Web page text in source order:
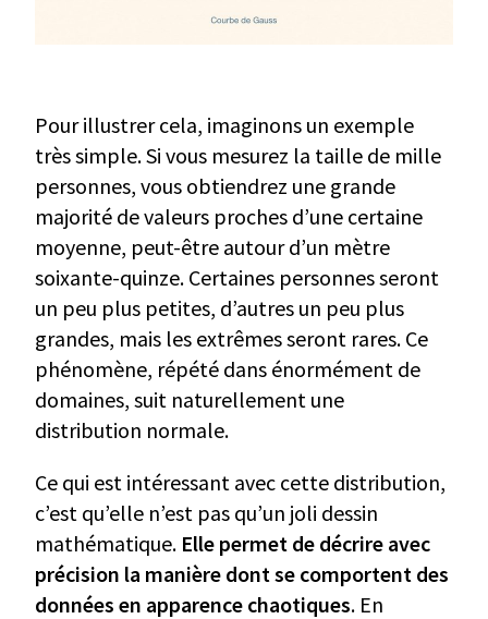
Pour illustrer cela, imaginons un exemple
très simple. Si vous mesurez la taille de mille
personnes, vous obtiendrez une grande
majorité de valeurs proches d’une certaine
moyenne, peut-être autour d’un mètre
soixante-quinze. Certaines personnes seront
un peu plus petites, d’autres un peu plus
grandes, mais les extrêmes seront rares. Ce
phénomène, répété dans énormément de
domaines, suit naturellement une
distribution normale.
Ce qui est intéressant avec cette distribution,
c’est qu’elle n’est pas qu’un joli dessin
mathématique. Elle permet de décrire avec
précision la manière dont se comportent des
données en apparence chaotiques. En